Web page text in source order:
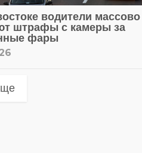
водители массово
штрафы с камеры за
фары